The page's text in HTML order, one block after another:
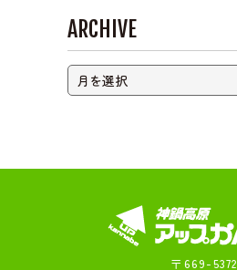
ARCHIVE
〒669-5372